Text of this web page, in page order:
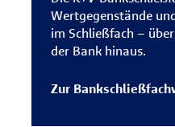
Wertgegenstände
im Schließfach –
der Bank hinaus.
Zur